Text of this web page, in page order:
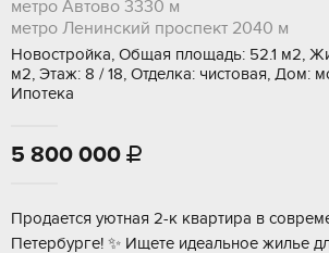
метро Автово 3330 м
метро Ленинский проспект 2040 м
Новостройка, Общая площадь: 52.1 м2,
м2, Этаж: 8 / 18, Отделка: чистовая, Дом:
Ипотека
5 800 000 
Продaeтcя уютная 2-к квapтира в
Пeтербурге! ✨ Ищeтe идeaльнoе жилье